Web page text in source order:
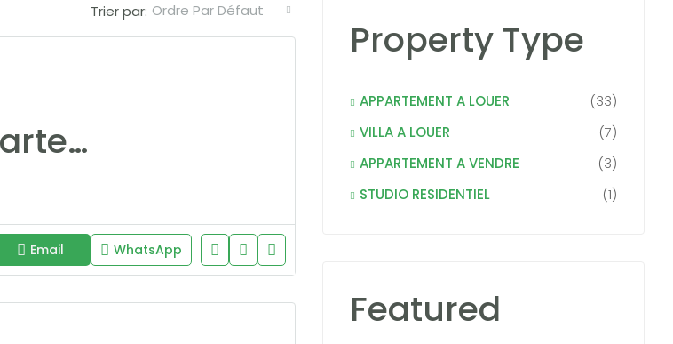
Trier par: Ordre Par Défaut
À louer : Appartement F4 moderne et confortable sur la VDN
Email WhatsApp
Property Type
APPARTEMENT A LOUER
(33)
VILLA A LOUER
(7)
APPARTEMENT A VENDRE
(3)
STUDIO RESIDENTIEL
(1)
Featured